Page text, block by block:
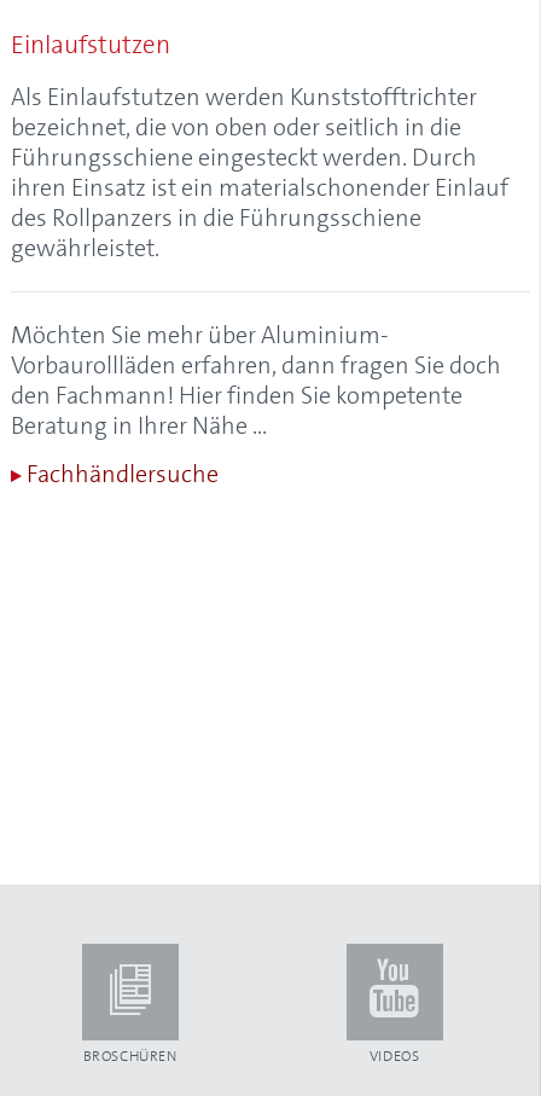
Alulux-Cleaner
Aluminium
Aluminium-Garagentore
Aluminium-Kastenrolltore
Aluminium-Profil, Aluprofil
Aluminium-Rollladen
Aluminium-Vorbaurollladen
Aluminiumgaragen
Anfangsstab
Anrollsystem
Anschlagstopfen
Anschlussblech
Antriebskopf
Antriebsschiene
Antriebsschienenabstand
Benny-Steuerung
Blende aus Aluminium
Blendenkasten
Blendkappe
Blendkappensystem
Bürsteneinlage
Einlaufstutzen
Als Einlaufstutzen werden Kunststofftrichter
bezeichnet, die von oben oder seitlich in die
Führungsschiene eingesteckt werden. Durch
ihren Einsatz ist ein materialschonender Einlauf
des Rollpanzers in die Führungsschiene
gewährleistet.
Möchten Sie mehr über Aluminium-
Vorbaurollläden erfahren, dann fragen Sie doch
den Fachmann! Hier finden Sie kompetente
Beratung in Ihrer Nähe …
Fachhändlersuche
BROSCHÜREN VIDEOS